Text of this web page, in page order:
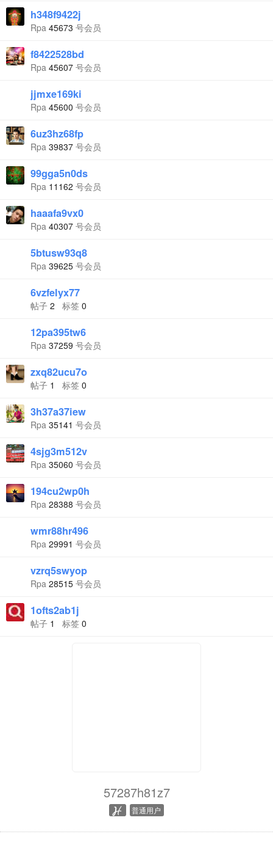
h348f9422j
Rpa 45673 号会员
f8422528bd
Rpa 45607 号会员
jjmxe169ki
Rpa 45600 号会员
6uz3hz68fp
Rpa 39837 号会员
99gga5n0ds
Rpa 11162 号会员
haaafa9vx0
Rpa 40307 号会员
5btusw93q8
Rpa 39625 号会员
6vzfelyx77
帖子 2 标签 0
12pa395tw6
Rpa 37259 号会员
zxq82ucu7o
帖子 1 标签 0
3h37a37iew
Rpa 35141 号会员
4sjg3m512v
Rpa 35060 号会员
194cu2wp0h
Rpa 28388 号会员
wmr88hr496
Rpa 29991 号会员
vzrq5swyop
Rpa 28515 号会员
1ofts2ab1j
帖子 1 标签 0
57287h81z7
普通用户